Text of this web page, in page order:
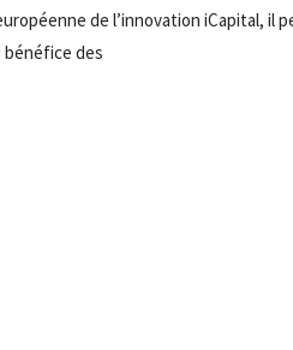
de l’innovation iCapital,
des